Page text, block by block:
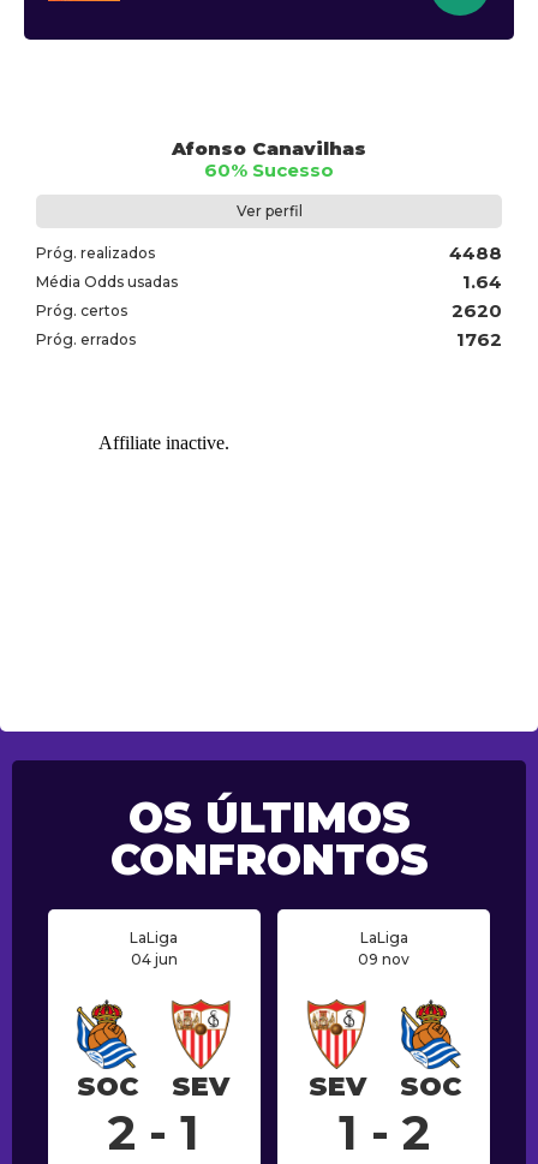
Afonso Canavilhas
60% Sucesso
Ver perfil
Próg. realizados 4488
Média Odds usadas 1.64
Próg. certos 2620
Próg. errados 1762
OS ÚLTIMOS
CONFRONTOS
LaLiga
04 jun
SOC SEV
2 - 1
LaLiga
09 nov
SEV SOC
1 - 2